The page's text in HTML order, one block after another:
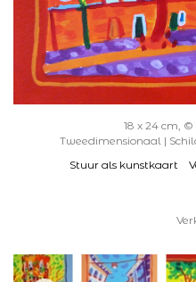
18 x 24 cm,
Tweedimensionaal |
Stuur als kunstkaart